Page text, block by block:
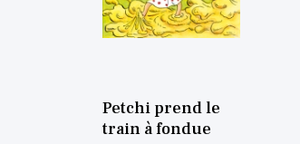
Petchi prend le
train à fondue